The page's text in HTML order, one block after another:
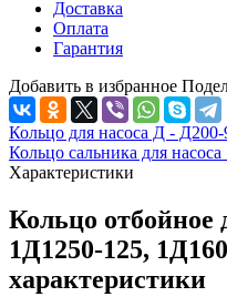
Доставка
Оплата
Гарантия
Добавить в избранное
Кольцо для насоса Д -
Кольцо сальника для
Характеристики
Кольцо отбойное
1Д1250-125,
характеристики